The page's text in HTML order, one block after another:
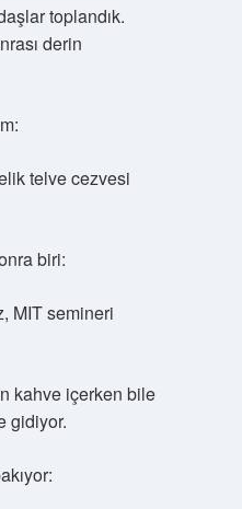
toplandık.
derin
telve cezvesi
biri:
MIT semineri
kahve içerken bile
gidiyor.